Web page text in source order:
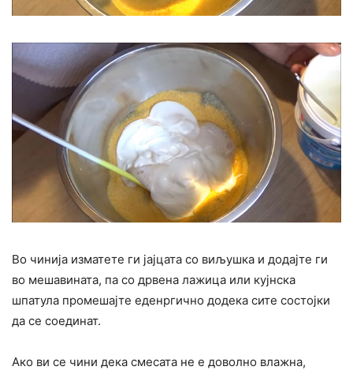
Во чинија изматете ги јајцата со виљушка и додајте ги
во мешавината, па со дрвена лажица или кујнска
шпатула промешајте еденргично додека сите состојки
да се соединат.
Ако ви се чини дека смесата не е доволно влажна,